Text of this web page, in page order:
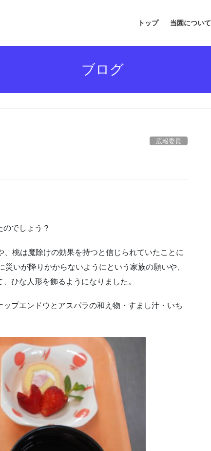
トップ 当園について
ブログ
広報委員
のでしょう？
桃は魔除けの効果を持つと信じられていたことに
いが降りかからないようにという家族の願いや、
ひな人形を飾るようになりました。
プエンドウとアスパラの和え物・すまし汁・いち